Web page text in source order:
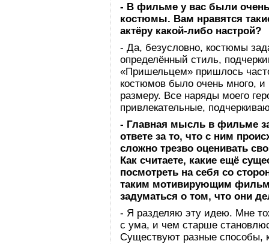
- В фильме у вас были
костюмы. Вам нравятся
актёру какой-либо настрой?
- Да, безусловно, костюмы
определённый стиль,
«Пришельцем» пришлось
костюмов было очень много,
размеру. Все наряды моего
привлекательные,
- Главная мысль в фильме
ответе за то, что с ним
сложно трезво оценивать
Как считаете, какие ещё
посмотреть на себя со
таким мотивирующим
задуматься о том, что они
- Я разделяю эту идею. Мне
с ума, и чем старше
Существуют разные способы,